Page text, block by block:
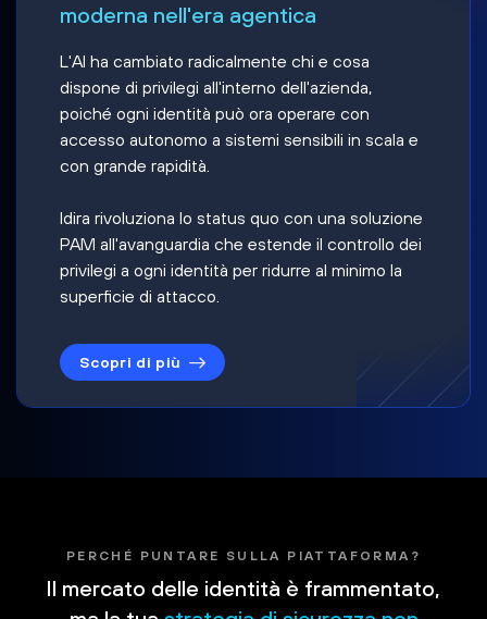
moderna nell'era agentica
L'AI ha cambiato radicalmente chi e cosa
dispone di privilegi all'interno dell'azienda,
poiché ogni identità può ora operare con
accesso autonomo a sistemi sensibili in scala e
con grande rapidità.
Idira rivoluziona lo status quo con una soluzione
PAM all'avanguardia che estende il controllo dei
privilegi a ogni identità per ridurre al minimo la
superficie di attacco.
Scopri di più
PERCHÉ PUNTARE SULLA PIATTAFORMA?
Il mercato delle identità è frammentato,